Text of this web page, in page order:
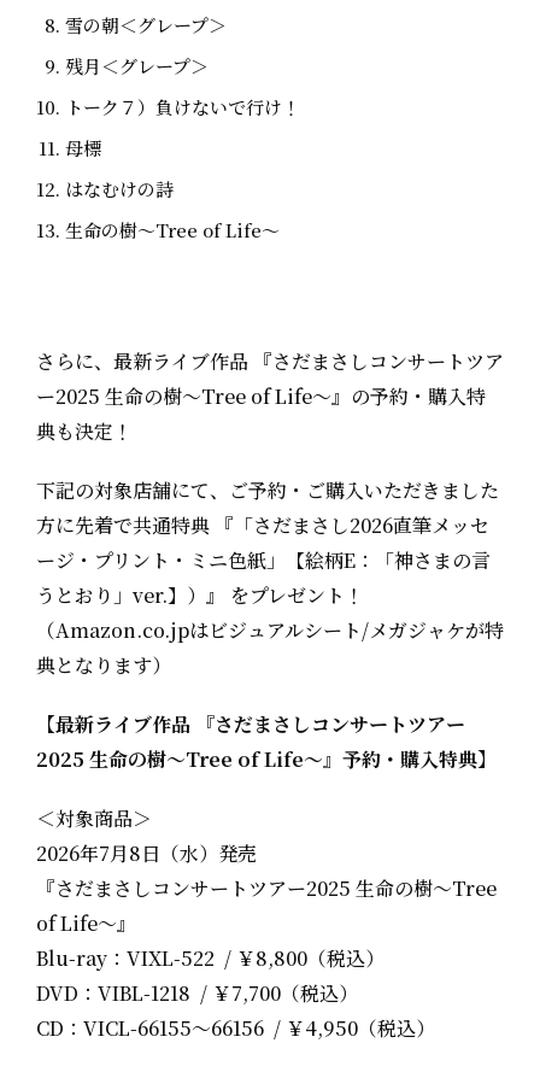
雪の朝＜グレープ＞
残月＜グレープ＞
トーク７）負けないで行け！
母標
はなむけの詩
生命の樹〜Tree of Life〜
さらに、最新ライブ作品 『さだまさしコンサートツア
ー2025 生命の樹〜Tree of Life〜』の予約・購入特
典も決定！
下記の対象店舗にて、ご予約・ご購入いただきました
方に先着で共通特典 『「さだまさし2026直筆メッセ
ージ・プリント・ミニ色紙」【絵柄E：「神さまの言
うとおり」ver.】）』 をプレゼント！
（Amazon.co.jpはビジュアルシート/メガジャケが特
典となります）
【最新ライブ作品 『さだまさしコンサートツアー
2025 生命の樹〜Tree of Life〜』予約・購入特典】
＜対象商品＞
2026年7月8日（水）発売
『さだまさしコンサートツアー2025 生命の樹〜Tree
of Life〜』
Blu-ray：VIXL-522 / ￥8,800（税込）
DVD：VIBL-1218 / ￥7,700（税込）
CD：VICL-66155～66156 / ￥4,950（税込）